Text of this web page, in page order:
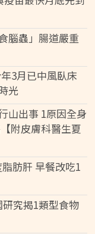
腦蟲」腸道嚴重
3月已中風臥床
光
山出事 1原因全身
附皮膚科醫生夏
肪肝 早餐改吃1
究揭1類型食物